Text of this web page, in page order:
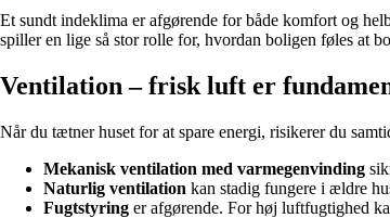
Et sundt indeklima er afgørende for både komfort og
spiller en lige så stor rolle for, hvordan boligen føles at
Ventilation – frisk luft er
Når du tætner huset for at spare energi, risikerer du
Mekanisk ventilation med varmegenvinding
Naturlig ventilation kan stadig fungere i ældre
Fugtstyring er afgørende. For høj luftfugtighed